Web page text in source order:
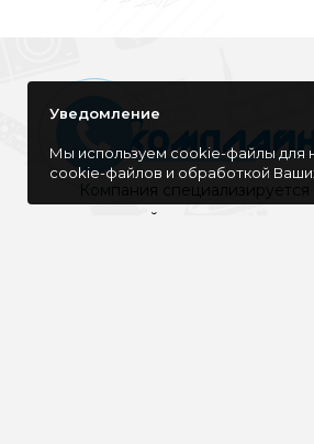
Компания специализируется
и оптовой продаже
Уведомление
Мы используем cookie-файлы для
cookie-файлов и обработкой